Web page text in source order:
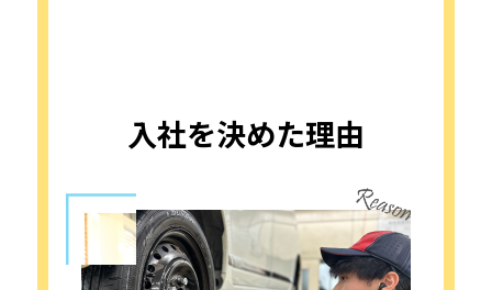
入社を決めた理由